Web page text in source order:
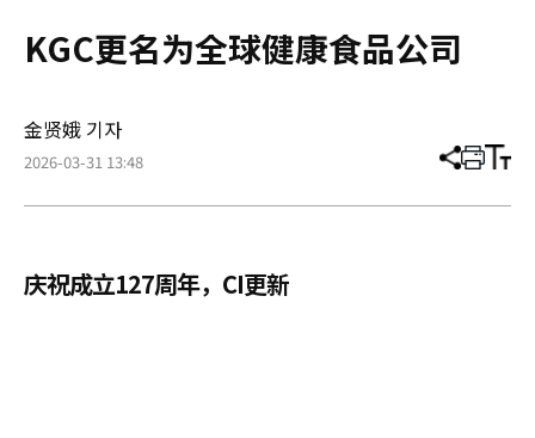
KGC更名为全球健康食品公司
金贤娥 기자
2026-03-31 13:48 分
章
打 调
小
庆祝成立127周年，CI更新